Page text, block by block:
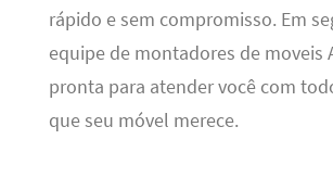
rápido e sem compromisso. Em
equipe de montadores de moveis
pronta para atender você com
que seu móvel merece.